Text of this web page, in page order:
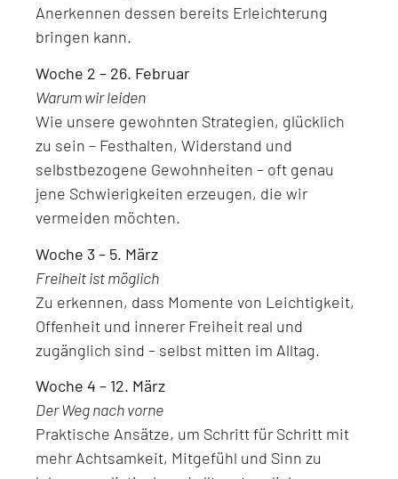
Anerkennen dessen bereits Erleichterung
bringen kann.
Woche 2 – 26. Februar
Warum wir leiden
Wie unsere gewohnten Strategien, glücklich
zu sein – Festhalten, Widerstand und
selbstbezogene Gewohnheiten – oft genau
jene Schwierigkeiten erzeugen, die wir
vermeiden möchten.
Woche 3 – 5. März
Freiheit ist möglich
Zu erkennen, dass Momente von Leichtigkeit,
Offenheit und innerer Freiheit real und
zugänglich sind – selbst mitten im Alltag.
Woche 4 – 12. März
Der Weg nach vorne
Praktische Ansätze, um Schritt für Schritt mit
mehr Achtsamkeit, Mitgefühl und Sinn zu